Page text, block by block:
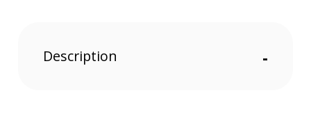
Description -